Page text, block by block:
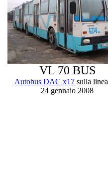
VL 70 BUS
Autobus DAC x17 sulla linea
24 gennaio 2008